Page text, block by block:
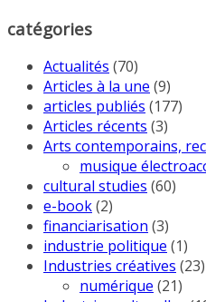
catégories
Actualités (70)
Articles à la une (9)
articles publiés (177)
Articles récents (3)
Arts contemporains,
musique
cultural studies (60)
e-book(2)
financiarisation (3)
industrie politique (1)
Industries créatives (23)
numérique (21)